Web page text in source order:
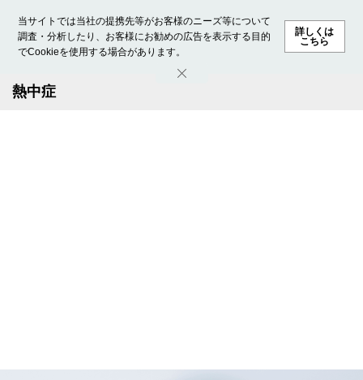
当サイトでは当社の提携先等がお客様のニーズ等について
調査・分析したり、お客様にお勧めの広告を表示する目的
でCookieを使用する場合があります。
詳しくは
こちら
ホーム モデル募集 ランキング ファッション ビューテ
熱中症